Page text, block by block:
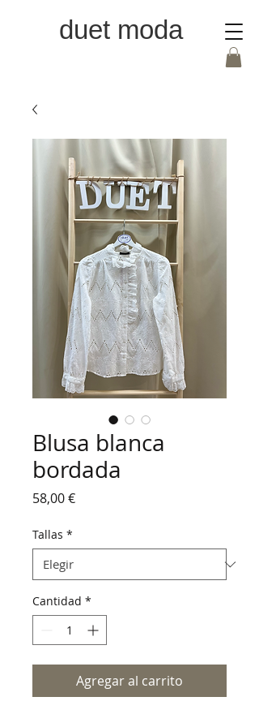
duet moda
Blusa blanca
bordada
58,00 €Precio
Tallas *
Cantidad *
Agregar al carrito